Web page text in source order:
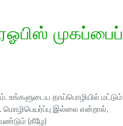
முகப்பைப்
உங்களுடைய தாய்பொழியில் மட்டும்
இல்லை என்றால்,
(கீழே)